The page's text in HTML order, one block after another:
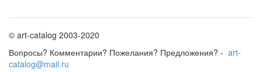
© art-catalog 2003-2020
Вопросы? Комментарии? Пожелания? Предложения? - art-
catalog@mail.ru